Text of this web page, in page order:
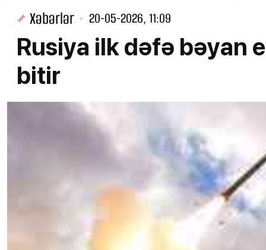
Xəbərlər 20-05-2026, 11:09
Rusiya ilk dəfə bəyan
bitir